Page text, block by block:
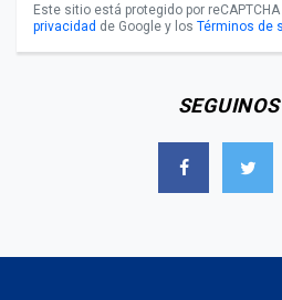
Este sitio está protegido por
privacidad de Google y los Términos de